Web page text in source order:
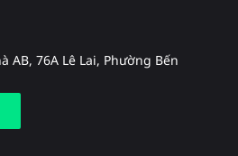
AB, 76A Lê Lai, Phường Bến